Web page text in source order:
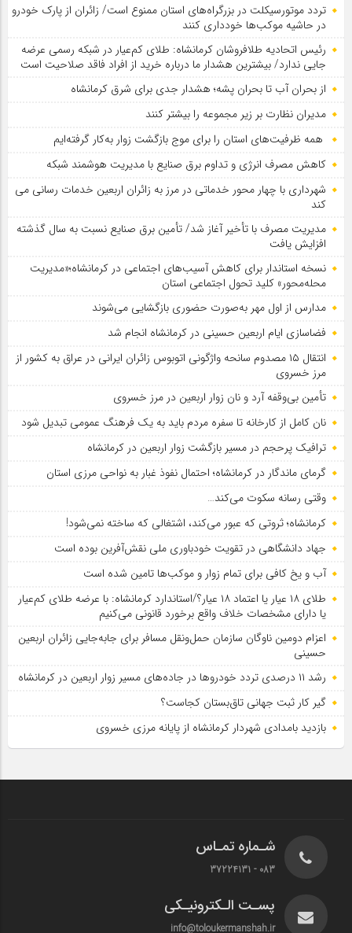
تردد موتورسیکلت در بزرگراه‌های استان ممنوع است/ زائران از پارک خودرو
در حاشیه موکب‌ها خودداری کنند
رئیس اتحادیه طلافروشان کرمانشاه: طلای کم‌عیار در شبکه رسمی عرضه
جایی ندارد/ بیشترین هشدار ما درباره خرید از افراد فاقد صلاحیت است
از بحران آب تا بحران پشه؛ هشدار جدی برای شرق کرمانشاه
مدیران نظارت بر زیر مجموعه را بیشتر کنند
همه ظرفیت‌های استان را برای موج بازگشت زوار به‌کار گرفته‌ایم
کاهش مصرف انرژی و تداوم برق صنایع با مدیریت هوشمند شبکه
شهرداری با چهار محور خدماتی در مرز به زائران اربعین خدمات رسانی می
کند
مدیریت مصرف با تأخیر آغاز شد/ تأمین برق صنایع نسبت به سال گذشته
افزایش یافت
نسخه استاندار برای کاهش آسیب‌های اجتماعی در کرمانشاه؛«مدیریت
محله‌محور» کلید تحول اجتماعی استان
مدارس از اول مهر به‌صورت حضوری بازگشایی می‌شوند
فضاسازی ایام اربعین حسینی در کرمانشاه انجام شد
انتقال ۱۵ مصدوم سانحه واژگونی اتوبوس زائران ایرانی در عراق به کشور از
مرز خسروی
تأمین بی‌وقفه آرد و نان زوار اربعین در مرز خسروی
نان کامل از کارخانه تا سفره مردم باید به یک فرهنگ عمومی تبدیل شود
ترافیک پرحجم در مسیر بازگشت زوار اربعین در کرمانشاه
گرمای ماندگار در کرمانشاه؛ احتمال نفوذ غبار به نواحی مرزی استان
وقتی رسانه سکوت می‌کند…
کرمانشاه؛ ثروتی که عبور می‌کند، اشتغالی که ساخته نمی‌شود!
جهاد دانشگاهی در تقویت خودباوری ملی نقش‌آفرین بوده است
آب و یخ کافی برای تمام زوار و موکب‌ها تامین شده است
طلای ۱۸ عیار یا اعتماد ۱۸ عیار؟/استاندارد کرمانشاه: با عرضه طلای کم‌عیار
یا دارای مشخصات خلاف واقع برخورد قانونی می‌کنیم
اعزام دومین ناوگان سازمان حمل‌ونقل مسافر برای جابه‌جایی زائران اربعین
حسینی
رشد ۱۱ درصدی تردد خودروها در جاده‌های مسیر زوار اربعین در کرمانشاه
گیر کار ثبت جهانی تاق‌بستان کجاست؟
بازدید بامدادی شهردار کرمانشاه از پایانه مرزی خسروی
شـماره تمـاس
083 - 37224131
پسـت الـکترونیـکی
info@toloukermanshah.ir